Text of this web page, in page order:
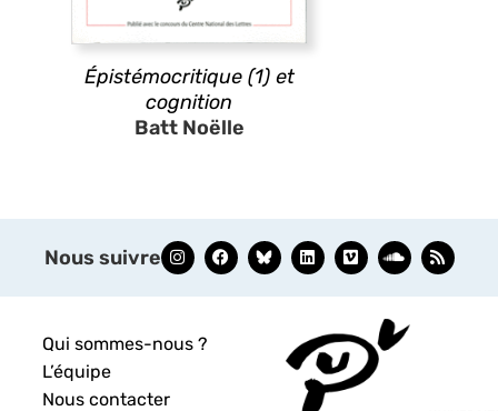
Épistémocritique (1) et
cognition
Batt Noëlle
Nous suivre
Qui sommes-nous ?
L’équipe
Nous contacter